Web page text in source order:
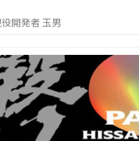
開発者 玉男